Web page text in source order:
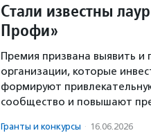
Стали известны
Профи»
Премия призвана выявить и
организации, которые
формируют
сообщество и повышают
Гранты и конкурсы · 16.06.2026